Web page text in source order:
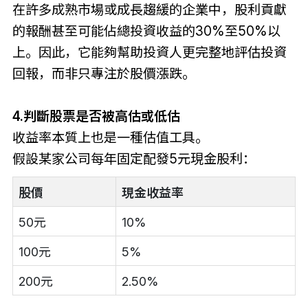
在許多成熟市場或成長趨緩的企業中，股利貢獻
的報酬甚至可能佔總投資收益的30%至50%以
上。因此，它能夠幫助投資人更完整地評估投資
回報，而非只專注於股價漲跌。
4.判斷股票是否被高估或低估
收益率本質上也是一種估值工具。
假設某家公司每年固定配發5元現金股利：
股價 現金收益率
50元 10%
100元 5%
200元 2.50%